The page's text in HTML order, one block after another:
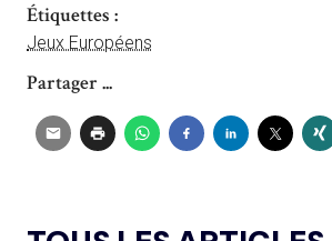
Étiquettes :
Jeux Européens
Partager ...